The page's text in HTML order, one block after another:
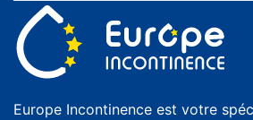
Europe Incontinence est votre